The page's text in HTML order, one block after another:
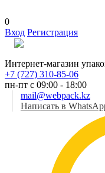
0
Вход Регистрация
Интернет-магазин
+7 (727) 310-85-06
пн-пт с 09:00 - 18:00
mail@webpack.kz
Написать в